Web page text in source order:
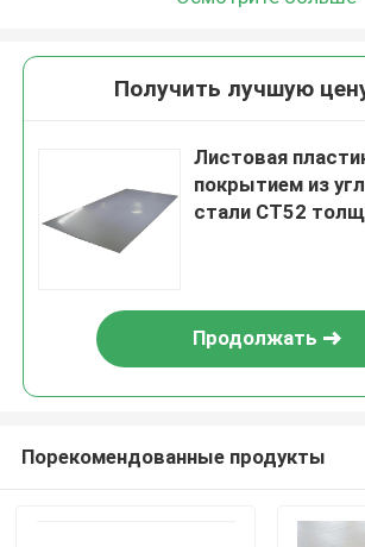
Получить лучшую
Листовая
покрытием из
стали СТ52
Продолжать
Порекомендованные продукты